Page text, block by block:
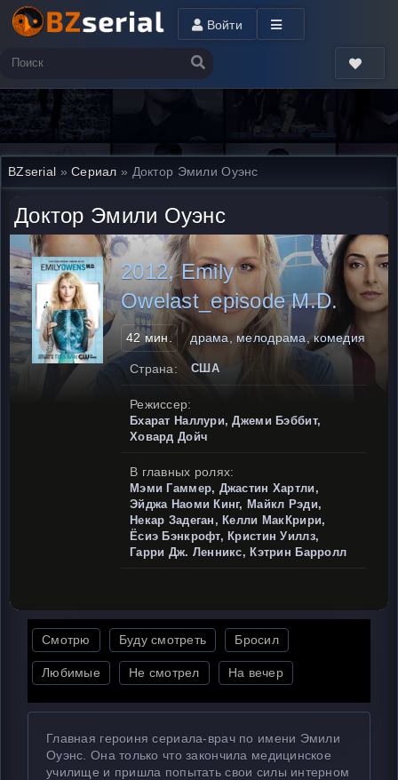
Войти
BZserial »Сериал » Доктор Эмили Оуэнс
Доктор Эмили Оуэнс
2012, Emily
Owelast_episode M.D.
42 мин. драма, мелодрама, комедия
Страна: США
Режиссер:
Бхарат Наллури, Джеми Бэббит,
Ховард Дойч
В главных ролях:
Мэми Гаммер, Джастин Хартли,
Эйджа Наоми Кинг, Майкл Рэди,
Некар Задеган, Келли МакКрири,
Ёсиэ Бэнкрофт, Кристин Уиллз,
Гарри Дж. Ленникс, Кэтрин Барролл
Смотрю Буду смотреть Бросил
Любимые Не смотрел На вечер
Главная героиня сериала-врач по имени Эмили
Оуэнс. Она только что закончила медицинское
училище и пришла попытать свои силы интерном